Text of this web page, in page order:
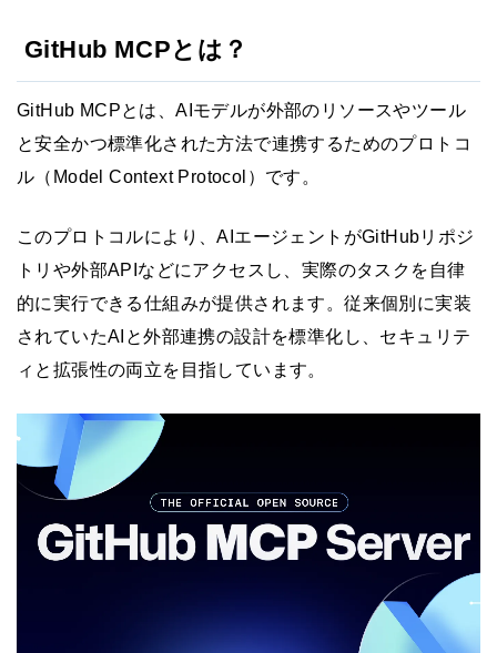
GitHub MCPとは？
GitHub MCPとは、AIモデルが外部のリソースやツール
と安全かつ標準化された方法で連携するためのプロトコ
ル（Model Context Protocol）です。
このプロトコルにより、AIエージェントがGitHubリポジ
トリや外部APIなどにアクセスし、実際のタスクを自律
的に実行できる仕組みが提供されます。従来個別に実装
されていたAIと外部連携の設計を標準化し、セキュリテ
ィと拡張性の両立を目指しています。